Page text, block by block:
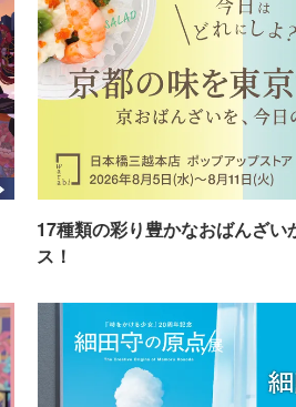
17種類の彩り豊かなおばんざい
ス！